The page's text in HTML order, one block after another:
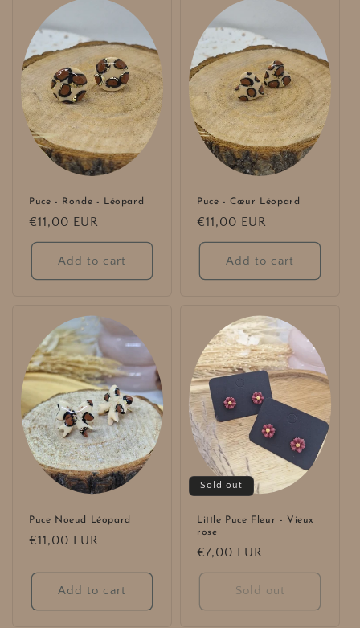
Puce - Ronde - Léopard
Regular
price
€11,00 EUR
Add to cart
Puce - Cœur Léopard
Regular
price
€11,00 EUR
Add to cart
Puce Noeud Léopard
Regular
€11,00 EUR
Add to cart
Sold out
Little Puce Fleur - Vieux
rose
Regular
price
€7,00 EUR
Sold out